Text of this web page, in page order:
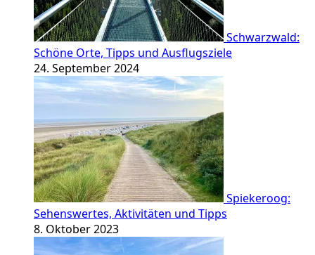
Schwarzwald:
Schöne Orte, Tipps und Ausflugsziele
24. September 2024
Spiekeroog:
Sehenswertes, Aktivitäten und Tipps
8. Oktober 2023